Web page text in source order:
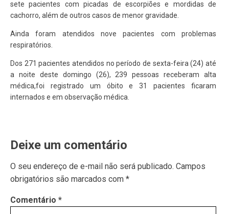
sete pacientes com picadas de escorpiões e mordidas de
cachorro, além de outros casos de menor gravidade.
Ainda foram atendidos nove pacientes com problemas
respiratórios.
Dos 271 pacientes atendidos no período de sexta-feira (24) até
a noite deste domingo (26), 239 pessoas receberam alta
médica,foi registrado um óbito e 31 pacientes ficaram
internados e em observação médica.
Deixe um comentário
O seu endereço de e-mail não será publicado. Campos
obrigatórios são marcados com *
Comentário *